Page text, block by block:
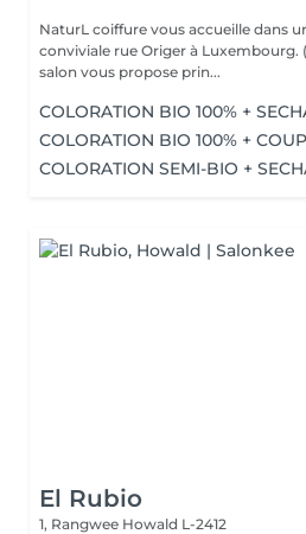
NaturL coiffure vous accueille dans
conviviale rue Origer à Luxembourg. (à 5
salon vous propose prin...
COLORATION BIO 100% +
COLORATION BIO 100% +
COLORATION SEMI-BIO +
El Rubio
1, Rangwee Howald L-2412